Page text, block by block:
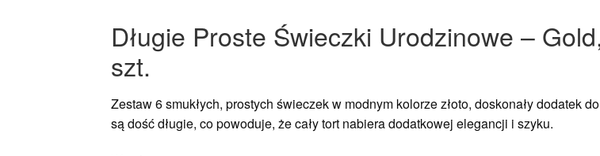
Długie Proste Świeczki Urodzinowe –
szt.
Zestaw 6 smukłych, prostych świeczek w modnym kolorze złoto, doskonały dodatek
są dość długie, co powoduje, że cały tort nabiera dodatkowej elegancji i szyku.